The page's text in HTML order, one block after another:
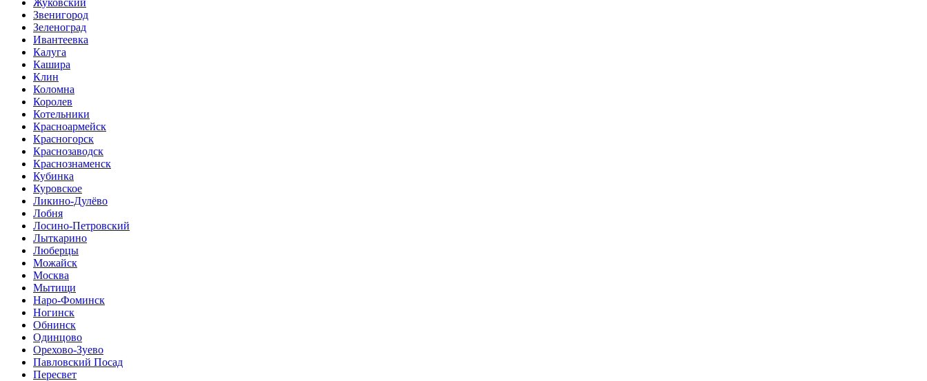
Жуковский
Звенигород
Зеленоград
Ивантеевка
Калуга
Кашира
Клин
Коломна
Королев
Котельники
Красноармейск
Красногорск
Краснозаводск
Краснознаменск
Кубинка
Куровское
Ликино-Дулёво
Лобня
Лосино-Петровский
Лыткарино
Люберцы
Можайск
Москва
Мытищи
Наро-Фоминск
Ногинск
Обнинск
Одинцово
Орехово-Зуево
Павловский Посад
Пересвет